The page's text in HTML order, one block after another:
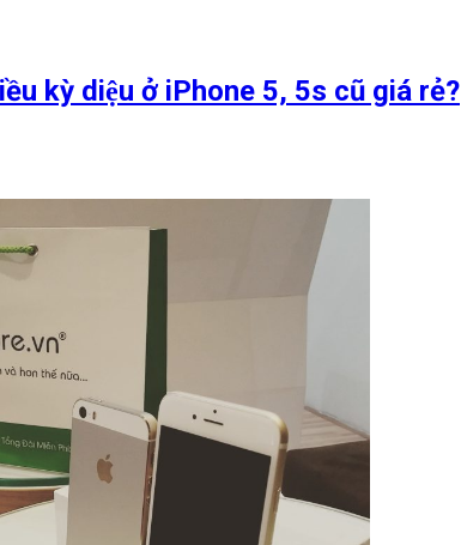
kỳ diệu ở iPhone 5, 5s cũ giá rẻ?